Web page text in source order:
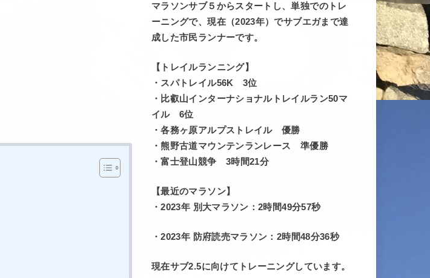
マラソンサブ５からスタートし、単独でのトレ
ーニングで、現在（2023年）でサブエガまで達
成した市民ランナーです。
【トレイルランニング】
・スパトレイル56K 3位
・比叡山インターナショナルトレイルラン50マ
イル 6位
・各務ヶ原アルプストレイル 優勝
・熊野古道マウンテンランレース 準優勝
・富士登山競争 3時間21分
【最近のマラソン】
・2023年 別大マラソン：2時間49分57秒
・2023年 防府読売マラソン：2時間48分36秒
現在サブ2.5に向けてトレーニングしています。